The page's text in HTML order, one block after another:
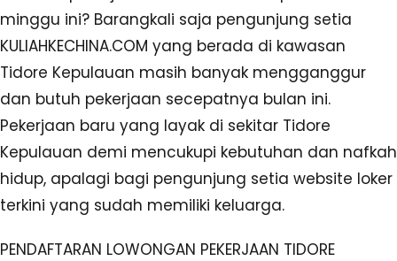
minggu ini? Barangkali saja pengunjung setia
KULIAHKECHINA.COM yang berada di kawasan
Tidore Kepulauan masih banyak mengganggur
dan butuh pekerjaan secepatnya bulan ini.
Pekerjaan baru yang layak di sekitar Tidore
Kepulauan demi mencukupi kebutuhan dan nafkah
hidup, apalagi bagi pengunjung setia website loker
terkini yang sudah memiliki keluarga.
PENDAFTARAN LOWONGAN PEKERJAAN TIDORE